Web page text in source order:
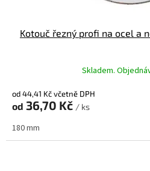
Kotouč řezný profi na ocel a
Skladem.
od 44,41 Kč včetně DPH
od 36,70 Kč / ks
180 mm